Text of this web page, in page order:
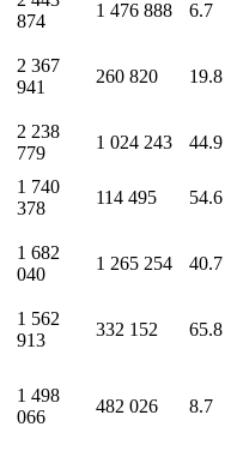
874
1 476 888 6.7
2 367
941
260 820 19.8
2 238
779
1 024 243 44.9
1 740
378
114 495 54.6
1 682
040
1 265 254 40.7
1 562
913
332 152 65.8
1 498
066
482 026 8.7